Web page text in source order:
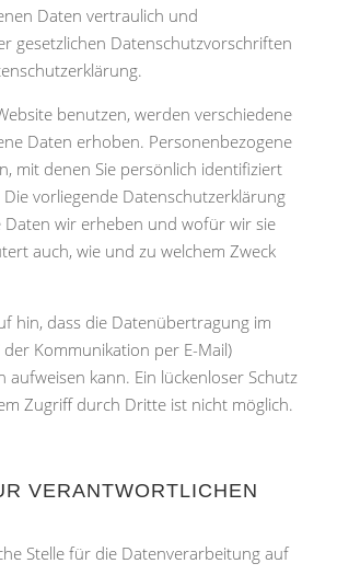
Daten vertraulich und
gesetzlichen Datenschutzvorschriften
benutzen, werden verschiedene
Daten erhoben. Personenbezogene
mit denen Sie persönlich identifiziert
vorliegende Datenschutzerklärung
Daten wir erheben und wofür wir sie
auch, wie und zu welchem Zweck
hin, dass die Datenübertragung im
Kommunikation per E-Mail)
aufweisen kann. Ein lückenloser Schutz
Zugriff durch Dritte ist nicht möglich.
VERANTWORTLICHEN
Stelle für die Datenverarbeitung auf